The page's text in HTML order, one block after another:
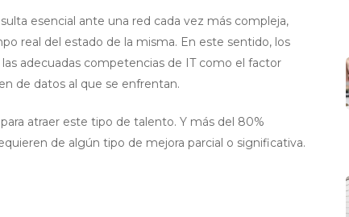
esencial ante una red cada vez más compleja,
real del estado de la misma. En este sentido, los
adecuadas competencias de IT como el factor
de datos al que se enfrentan.
atraer este tipo de talento. Y más del 80%
de algún tipo de mejora parcial o significativa.